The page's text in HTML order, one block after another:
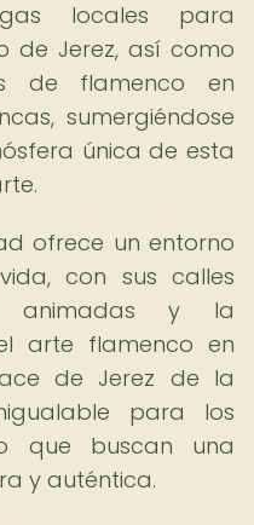
locales para
de Jerez, así como
de flamenco en
sumergiéndose
única de esta
ofrece un entorno
con sus calles
animadas y la
arte flamenco en
de Jerez de la
para los
que buscan una
y auténtica.